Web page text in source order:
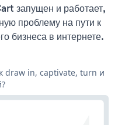
запущен и работает,
проблему на пути к
бизнеса в интернете.
draw in, captivate, turn и